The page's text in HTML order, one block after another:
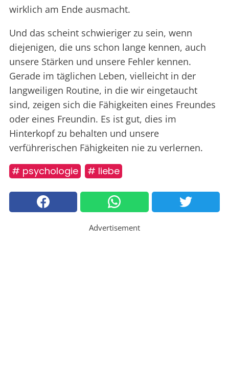
wirklich am Ende ausmacht.
Und das scheint schwieriger zu sein, wenn
diejenigen, die uns schon lange kennen, auch
unsere Stärken und unsere Fehler kennen.
Gerade im täglichen Leben, vielleicht in der
langweiligen Routine, in die wir eingetaucht
sind, zeigen sich die Fähigkeiten eines Freundes
oder eines Freundin. Es ist gut, dies im
Hinterkopf zu behalten und unsere
verführerischen Fähigkeiten nie zu verlernen.
# psychologie # liebe
Advertisement